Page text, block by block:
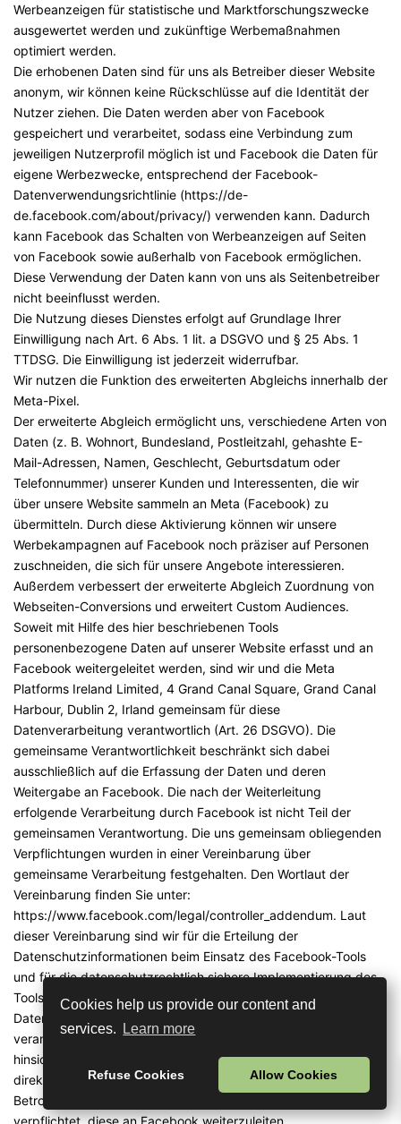
Cookies help us provide our content and
services.
Learn more
Refuse Cookies Allow Cookies
Werbeanzeigen für statistische und Marktforschungszwecke
ausgewertet werden und zukünftige Werbemaßnahmen
optimiert werden.
Die erhobenen Daten sind für uns als Betreiber dieser Website
anonym, wir können keine Rückschlüsse auf die Identität der
Nutzer ziehen. Die Daten werden aber von Facebook
gespeichert und verarbeitet, sodass eine Verbindung zum
jeweiligen Nutzerprofil möglich ist und Facebook die Daten für
eigene Werbezwecke, entsprechend der Facebook-
Datenverwendungsrichtlinie (https://de-
de.facebook.com/about/privacy/) verwenden kann. Dadurch
kann Facebook das Schalten von Werbeanzeigen auf Seiten
von Facebook sowie außerhalb von Facebook ermöglichen.
Diese Verwendung der Daten kann von uns als Seitenbetreiber
nicht beeinflusst werden.
Die Nutzung dieses Dienstes erfolgt auf Grundlage Ihrer
Einwilligung nach Art. 6 Abs. 1 lit. a DSGVO und § 25 Abs. 1
TTDSG. Die Einwilligung ist jederzeit widerrufbar.
Wir nutzen die Funktion des erweiterten Abgleichs innerhalb der
Meta-Pixel.
Der erweiterte Abgleich ermöglicht uns, verschiedene Arten von
Daten (z. B. Wohnort, Bundesland, Postleitzahl, gehashte E-
Mail-Adressen, Namen, Geschlecht, Geburtsdatum oder
Telefonnummer) unserer Kunden und Interessenten, die wir
über unsere Website sammeln an Meta (Facebook) zu
übermitteln. Durch diese Aktivierung können wir unsere
Werbekampagnen auf Facebook noch präziser auf Personen
zuschneiden, die sich für unsere Angebote interessieren.
Außerdem verbessert der erweiterte Abgleich Zuordnung von
Webseiten-Conversions und erweitert Custom Audiences.
Soweit mit Hilfe des hier beschriebenen Tools
personenbezogene Daten auf unserer Website erfasst und an
Facebook weitergeleitet werden, sind wir und die Meta
Platforms Ireland Limited, 4 Grand Canal Square, Grand Canal
Harbour, Dublin 2, Irland gemeinsam für diese
Datenverarbeitung verantwortlich (Art. 26 DSGVO). Die
gemeinsame Verantwortlichkeit beschränkt sich dabei
ausschließlich auf die Erfassung der Daten und deren
Weitergabe an Facebook. Die nach der Weiterleitung
erfolgende Verarbeitung durch Facebook ist nicht Teil der
gemeinsamen Verantwortung. Die uns gemeinsam obliegenden
Verpflichtungen wurden in einer Vereinbarung über
gemeinsame Verarbeitung festgehalten. Den Wortlaut der
Vereinbarung finden Sie unter:
https://www.facebook.com/legal/controller_addendum. Laut
dieser Vereinbarung sind wir für die Erteilung der
Datenschutzinformationen beim Einsatz des Facebook-Tools
und für die datenschutzrechtlich sichere Implementierung des
Tools auf unserer Website verantwortlich. Für die
Datensicherheit der Facebook-Produkte ist Facebook
verantwortlich. Betroffenenrechte (z. B. Auskunftsersuchen)
hinsichtlich der bei Facebook verarbeiteten Daten können Sie
direkt bei Facebook geltend machen. Wenn Sie die
Betroffenenrechte bei uns geltend machen, sind wir
verpflichtet, diese an Facebook weiterzuleiten.